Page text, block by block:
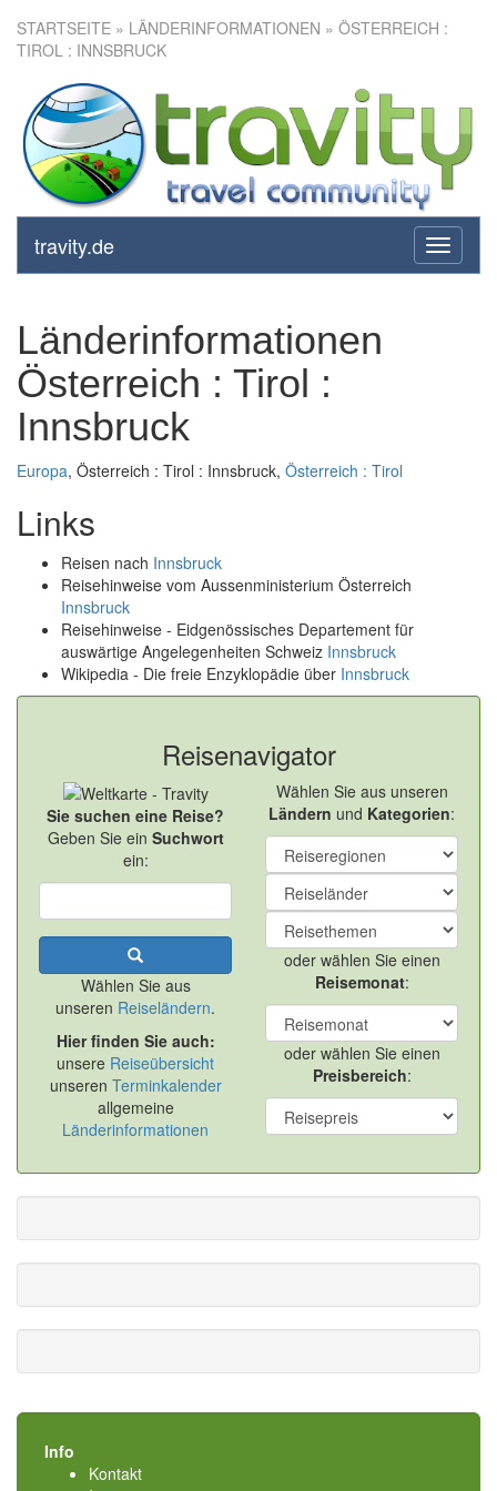
STARTSEITE » LÄNDERINFORMATIONEN » ÖSTERREICH :
TIROL : INNSBRUCK
toggle
travity.de
Länderinformationen
Österreich : Tirol :
Innsbruck
Europa, Österreich : Tirol : Innsbruck, Österreich : Tirol
Links
Reisen nach Innsbruck
Reisehinweise vom Aussenministerium Österreich
Innsbruck
Reisehinweise - Eidgenössisches Departement für
auswärtige Angelegenheiten Schweiz Innsbruck
Wikipedia - Die freie Enzyklopädie über Innsbruck
Reisenavigator
Sie suchen eine Reise?
Geben Sie ein Suchwort
ein:
Wählen Sie aus
unseren Reiseländern.
Hier finden Sie auch:
unsere Reiseübersicht
unseren Terminkalender
allgemeine
Länderinformationen
Wählen Sie aus unseren
Ländern und Kategorien:
oder wählen Sie einen
Reisemonat:
oder wählen Sie einen
Preisbereich:
Info
Kontakt